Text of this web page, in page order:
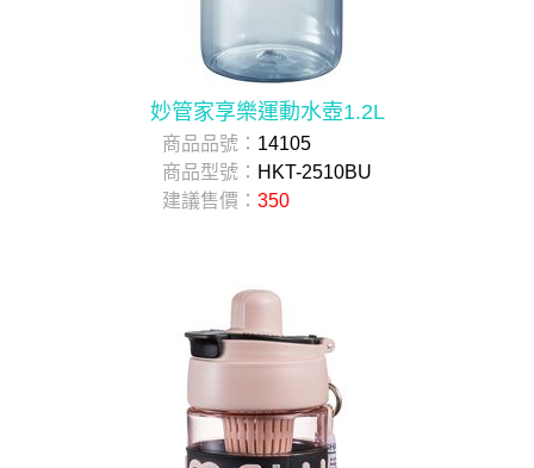
妙管家享樂運動水壺1.2L
商品品號： 14105
商品型號： HKT-2510BU
建議售價： 350